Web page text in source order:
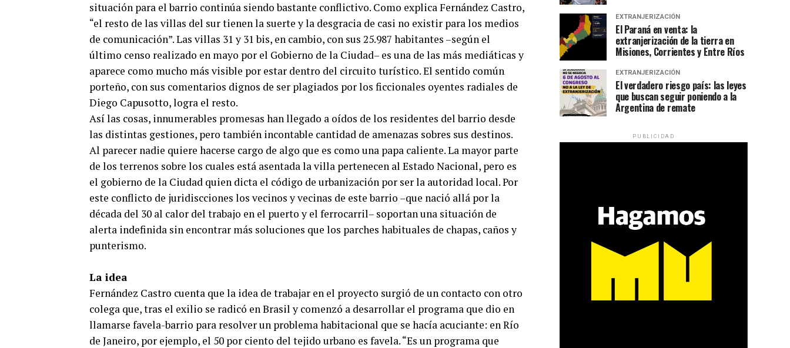
situación para el barrio continúa siendo bastante conflictivo. Como explica Fernández Castro,
“el resto de las villas del sur tienen la suerte y la desgracia de casi no existir para los medios
de comunicación”. Las villas 31 y 31 bis, en cambio, con sus 25.987 habitantes –según el
último censo realizado en mayo por el Gobierno de la Ciudad– es una de las más mediáticas y
aparece como mucho más visible por estar dentro del circuito turístico. El sentido común
porteño, con sus comentarios dignos de ser plagiados por los ficcionales oyentes radiales de
Diego Capusotto, logra el resto.
Así las cosas, innumerables promesas han llegado a oídos de los residentes del barrio desde
las distintas gestiones, pero también incontable cantidad de amenazas sobres sus destinos.
Al parecer nadie quiere hacerse cargo de algo que es como una papa caliente. La mayor parte
de los terrenos sobre los cuales está asentada la villa pertenecen al Estado Nacional, pero es
el gobierno de la Ciudad quien dicta el código de urbanización por ser la autoridad local. Por
este conflicto de juridiscciones los vecinos y vecinas de este barrio –que nació allá por la
década del 30 al calor del trabajo en el puerto y el ferrocarril– soportan una situación de
alerta indefinida sin encontrar más soluciones que los parches habituales de chapas, caños y
punterismo.
La idea
Fernández Castro cuenta que la idea de trabajar en el proyecto surgió de un contacto con otro
colega que, tras el exilio se radicó en Brasil y comenzó a desarrollar el programa que dio en
llamarse favela-barrio para resolver un problema habitacional que se hacía acuciante: en Río
de Janeiro, por ejemplo, el 50 por ciento del tejido urbano es favela. “Es un programa que
EXTRANJERIZACIÓN
El Paraná en venta: la
extranjerización de la tierra en
Misiones, Corrientes y Entre Ríos
EXTRANJERIZACIÓN
El verdadero riesgo país: las leyes
que buscan seguir poniendo a la
Argentina de remate
PUBLICIDAD